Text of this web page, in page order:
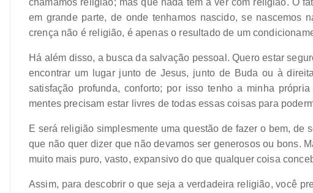
em grande parte, de onde tenhamos nascido, se nascemos
crença não é religião, é apenas o resultado de um
Há além disso, a busca da salvação pessoal. Quero estar
encontrar um lugar junto de Jesus, junto de Buda ou à
satisfação profunda, conforto; por isso tenho a minha
mentes precisam estar livres de todas essas coisas para
E será religião simplesmente uma questão de fazer o bem, de
que não quer dizer que não devamos ser generosos ou bons.
muito mais puro, vasto, expansivo do que qualquer coisa
Assim, para descobrir o que seja a verdadeira religião, você